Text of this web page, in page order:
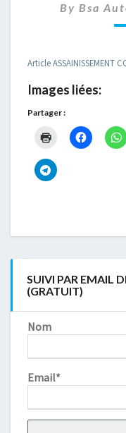
By Bsa
Article ASSAINISSEMENT
Images liées:
Partager :
SUIVI PAR EMAIL
(GRATUIT)
Nom
Email*